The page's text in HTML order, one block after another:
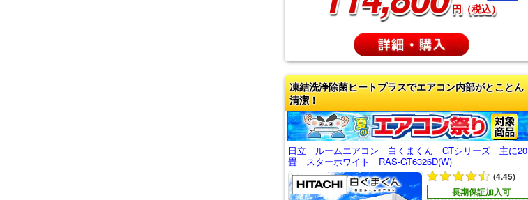
円（税込）
凍結洗浄除菌ヒートプラスでエアコン内部がとことん
清潔！
日立 ルームエアコン 白くまくん GTシリーズ 主に20
畳 スターホワイト RAS-GT6326D(W)
(4.45)
長期保証加入可